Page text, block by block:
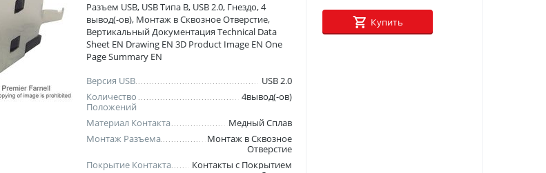
Разъем USB, USB Типа B, USB 2.0, Гнездо, 4
вывод(-ов), Монтаж в Сквозное Отверстие,
Вертикальный Документация Technical Data
Sheet EN Drawing EN 3D Product Image EN One
Page Summary EN
Версия USB
USB 2.0
Количество
Положений
4вывод(-ов)
Материал Контакта
Медный Сплав
Монтаж Разъема
Монтаж в Сквозное
Отверстие
Покрытие Контакта
Контакты с Покрытием
Купить